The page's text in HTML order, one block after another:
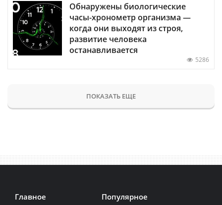
Обнаружены биологические
часы-хронометр организма —
когда они выходят из строя,
развитие человека
останавливается
5286
ПОКАЗАТЬ ЕЩЕ
Главное Популярное